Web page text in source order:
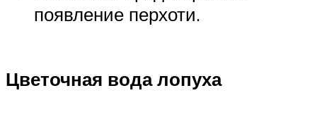
появление перхоти.
Цветочная вода лопуха